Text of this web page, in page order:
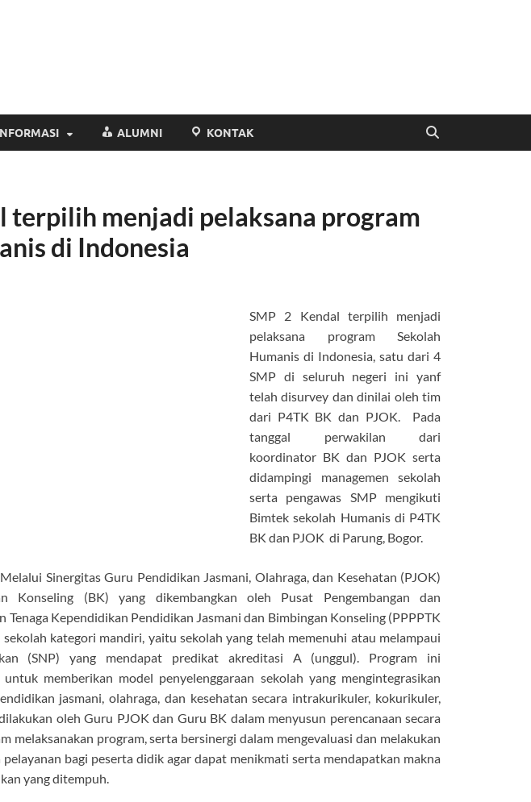
ALUMNI KONTAK
terpilih menjadi pelaksana program
di Indonesia
SMP 2 Kendal terpilih menjadi
pelaksana program Sekolah
Humanis di Indonesia, satu dari 4
SMP di seluruh negeri ini yanf
telah disurvey dan dinilai oleh tim
dari P4TK BK dan PJOK. Pada
tanggal perwakilan dari
koordinator BK dan PJOK serta
didampingi managemen sekolah
serta pengawas SMP mengikuti
Bimtek sekolah Humanis di P4TK
BK dan PJOK di Parung, Bogor.
Sinergitas Guru Pendidikan Jasmani, Olahraga, dan Kesehatan (PJOK)
Konseling (BK) yang dikembangkan oleh Pusat Pengembangan dan
Tenaga Kependidikan Pendidikan Jasmani dan Bimbingan Konseling (PPPPTK
kategori mandiri, yaitu sekolah yang telah memenuhi atau melampaui
(SNP) yang mendapat predikat akreditasi A (unggul). Program ini
memberikan model penyelenggaraan sekolah yang mengintegrasikan
jasmani, olahraga, dan kesehatan secara intrakurikuler, kokurikuler,
oleh Guru PJOK dan Guru BK dalam menyusun perencanaan secara
melaksanakan program, serta bersinergi dalam mengevaluasi dan melakukan
bagi peserta didik agar dapat menikmati serta mendapatkan makna
yang ditempuh.